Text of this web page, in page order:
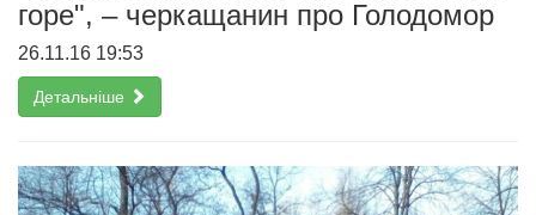
горе", – черкащанин про Голодомор
26.11.16 19:53
Детальніше